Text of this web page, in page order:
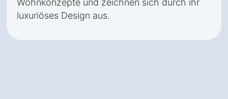
Wohnkonzepte und zeichnen sich durch ihr
luxuriöses Design aus.